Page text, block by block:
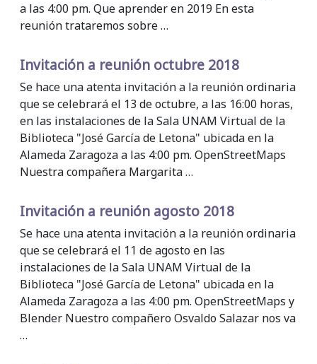
a las 4:00 pm. Que aprender en 2019 En esta
reunión trataremos sobre …
Invitación a reunión octubre 2018
Se hace una atenta invitación a la reunión ordinaria
que se celebrará el 13 de octubre, a las 16:00 horas,
en las instalaciones de la Sala UNAM Virtual de la
Biblioteca "José García de Letona" ubicada en la
Alameda Zaragoza a las 4:00 pm. OpenStreetMaps
Nuestra compañera Margarita …
Invitación a reunión agosto 2018
Se hace una atenta invitación a la reunión ordinaria
que se celebrará el 11 de agosto en las
instalaciones de la Sala UNAM Virtual de la
Biblioteca "José García de Letona" ubicada en la
Alameda Zaragoza a las 4:00 pm. OpenStreetMaps y
Blender Nuestro compañero Osvaldo Salazar nos va
…